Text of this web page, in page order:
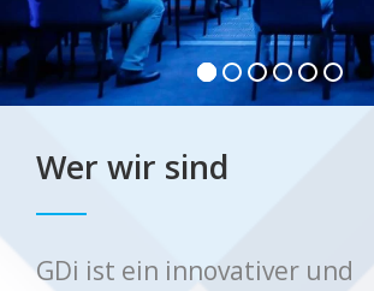
Wer wir sind
GDi ist ein innovativer und